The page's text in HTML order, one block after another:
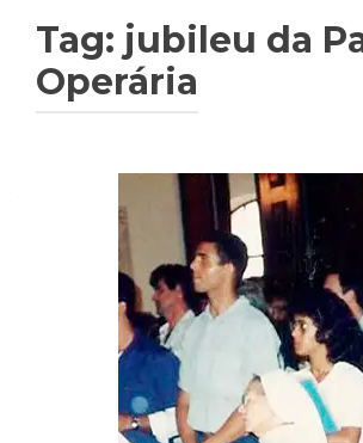
Tag: jubileu da
Operária